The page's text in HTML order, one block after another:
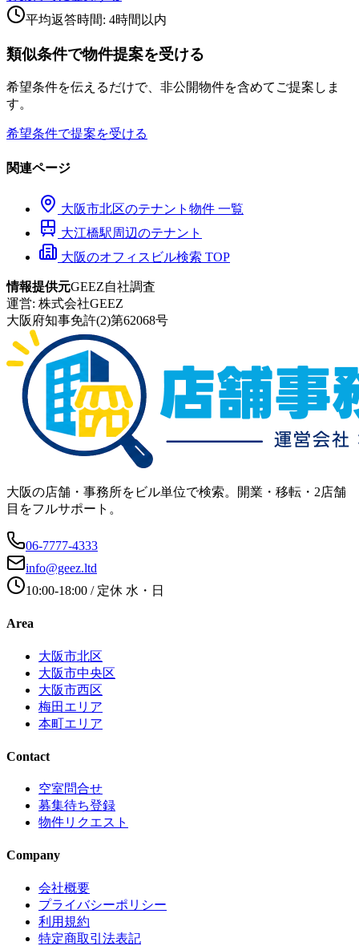
平均返答時間: 4時間以内
類似条件で物件提案を受ける
希望条件を伝えるだけで、非公開物件を含めてご提案しま
す。
希望条件で提案を受ける
関連ページ
大阪市北区のテナント物件 一覧
大江橋駅周辺のテナント
大阪のオフィスビル検索 TOP
情報提供元GEEZ自社調査
運営: 株式会社GEEZ
大阪府知事免許(2)第62068号
大阪の店舗・事務所をビル単位で検索。開業・移転・2店舗
目をフルサポート。
06-7777-4333
info@geez.ltd
10:00-18:00 / 定休 水・日
Area
大阪市北区
大阪市中央区
大阪市西区
梅田エリア
本町エリア
Contact
空室問合せ
募集待ち登録
物件リクエスト
Company
会社概要
プライバシーポリシー
利用規約
特定商取引法表記